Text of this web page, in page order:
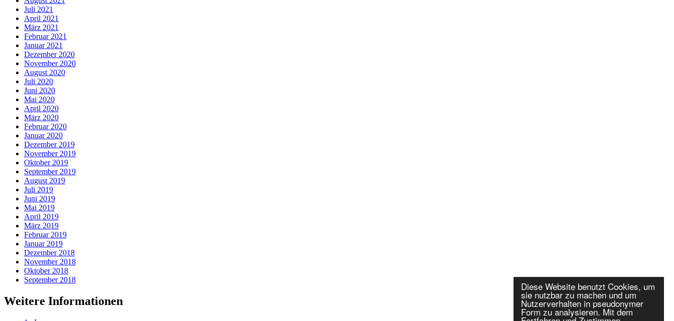
Diese Website benutzt Cookies, um
sie nutzbar zu machen und um
Nutzerverhalten in pseudonymer
Form zu analysieren. Mit dem
Juli 2021
April 2021
März 2021
Februar 2021
Januar 2021
Dezember 2020
November 2020
August 2020
Juli 2020
Juni 2020
Mai 2020
April 2020
März 2020
Februar 2020
Januar 2020
Dezember 2019
November 2019
Oktober 2019
September 2019
August 2019
Juli 2019
Juni 2019
Mai 2019
April 2019
März 2019
Februar 2019
Januar 2019
Dezember 2018
November 2018
Oktober 2018
September 2018
Weitere Informationen